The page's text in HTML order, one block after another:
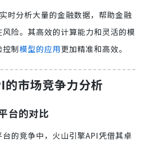
时分析大量的金融数据，帮助金融
险。其高效的计算能力和灵活的模
制模型的应用更加精准和高效。
的市场竞争力分析
台的对比
的竞争中，火山引擎API凭借其卓